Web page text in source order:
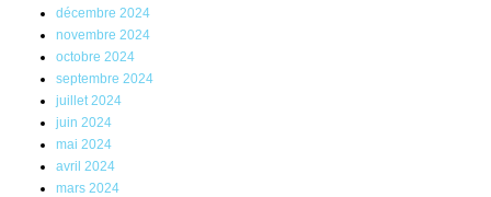
décembre 2024
novembre 2024
octobre 2024
septembre 2024
juillet 2024
juin 2024
mai 2024
avril 2024
mars 2024